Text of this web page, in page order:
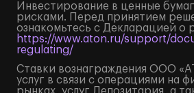
Инвестирование в ценные
рисками. Перед принятием
ознакомьтесь с Декларацией о
https://www.aton.ru/support/
regulating/
Ставки вознаграждения ООО
услуг в связи с операциями на